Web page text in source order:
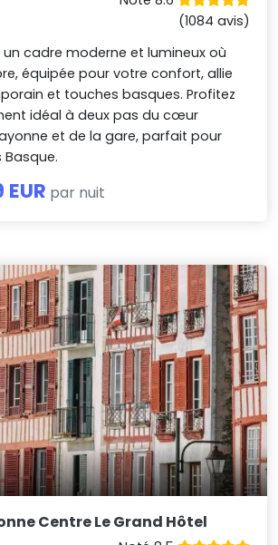
(1084 avis)
un cadre moderne et lumineux où
équipée pour votre confort, allie
et touches basques. Profitez
idéal à deux pas du cœur
et de la gare, parfait pour
Basque.
EUR par nuit
Centre Le Grand Hôtel